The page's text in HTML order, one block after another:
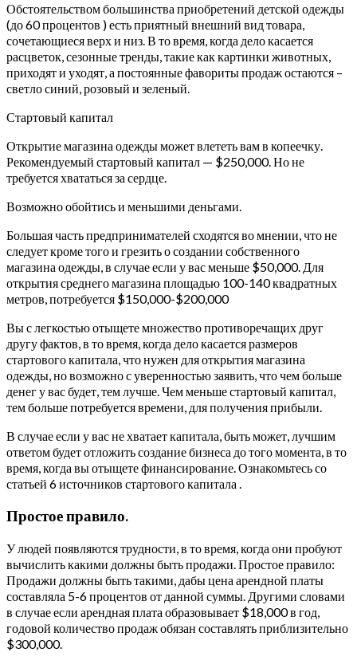
Обстоятельством большинства приобретений детской одежды
(до 60 процентов ) есть приятный внешний вид товара,
сочетающиеся верх и низ. В то время, когда дело касается
расцветок, сезонные тренды, такие как картинки животных,
приходят и уходят, а постоянные фавориты продаж остаются –
светло синий, розовый и зеленый.
Стартовый капитал
Открытие магазина одежды может влететь вам в копеечку.
Рекомендуемый стартовый капитал — $250,000. Но не
требуется хвататься за сердце.
Возможно обойтись и меньшими деньгами.
Большая часть предпринимателей сходятся во мнении, что не
следует кроме того и грезить о создании собственного
магазина одежды, в случае если у вас меньше $50,000. Для
открытия среднего магазина площадью 100-140 квадратных
метров, потребуется $150,000-$200,000
Вы с легкостью отыщете множество противоречащих друг
другу фактов, в то время, когда дело касается размеров
стартового капитала, что нужен для открытия магазина
одежды, но возможно с уверенностью заявить, что чем больше
денег у вас будет, тем лучше. Чем меньше стартовый капитал,
тем больше потребуется времени, для получения прибыли.
В случае если у вас не хватает капитала, быть может, лучшим
ответом будет отложить создание бизнеса до того момента, в то
время, когда вы отыщете финансирование. Ознакомьтесь со
статьей 6 источников стартового капитала .
Простое правило.
У людей появляются трудности, в то время, когда они пробуют
вычислить какими должны быть продажи. Простое правило:
Продажи должны быть такими, дабы цена арендной платы
составляла 5-6 процентов от данной суммы. Другими словами
в случае если арендная плата образовывает $18,000 в год,
годовой количество продаж обязан составлять приблизительно
$300,000.